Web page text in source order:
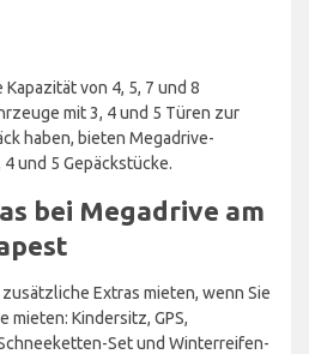
von 4, 5, 7 und 8
mit 3, 4 und 5 Türen zur
haben, bieten Megadrive-
und 5 Gepäckstücke.
bei Megadrive am
Extras mieten, wenn Sie
mieten: Kindersitz, GPS,
Set und Winterreifen-